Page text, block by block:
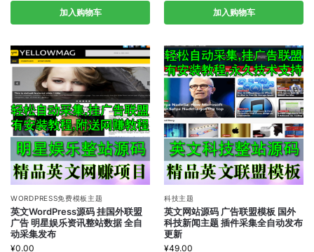
加入购物车 加入购物车
WORDPRESS免费模板主题
英文WordPress源码 挂国外联盟
广告 明星娱乐资讯整站数据 全自
动采集发布
¥0.00
科技主题
英文网站源码 广告联盟模板 国外
科技新闻主题 插件采集全自动发布
更新
¥49.00